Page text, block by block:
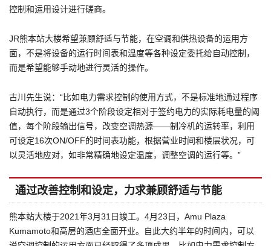
控制和运用设计进行磋商。
JR熊本站大楼希望兼顾舒适与节能，在空调和供热设备的运用方
面，不是将设备的运行时间表和温度等各种设定委托给自动控制，
而是希望能够手动地进行灵活的操作。
古川先生说：“比如电力需求控制的使用方式，不是标准地通过程序
自动执行，而是通过3个阶段设定相对于签约电力的实际耗电量的阈
值，每个阶段输出信号，改变空调热源——制冷机的运转率，利用
可设定16次ON/OFF的时间表功能，根据营业时间和楼层状况，可
以灵活地应对，如非常精确地设定温度，调整空调的运行等。”
通过改善控制和设定，力求兼顾舒适与节能
熊本站大楼于2021年3月31日竣工。4月23日，Amu Plaza
Kumamoto和高层的酒店全面开业。自此大约半年的时间内，可以